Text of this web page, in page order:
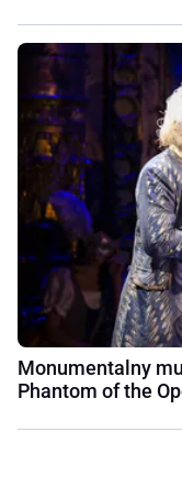
Monumentalny
Phantom of the